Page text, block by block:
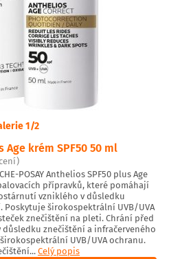
1/2
krém SPF50 50 ml
POSAY Anthelios SPF50 plus Age
přípravků, které pomáhají
vzniklého v důsledku
Poskytuje širokospektrální UVB/UVA
znečištění na pleti. Chrání před
znečištění a infračerveného
UVB/UVA ochranu.
Celý popis